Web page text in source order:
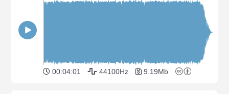
00:04:01 44100Hz 9.19Mb